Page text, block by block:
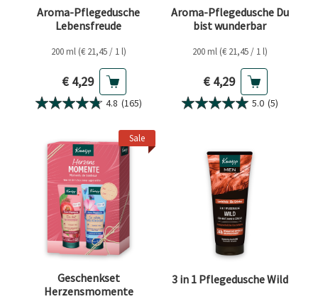
Aroma-Pflegedusche
Lebensfreude
200 ml (€ 21,45 / 1 l)
Aktueller Preis
€ 4,29
4.8 (165)
Aroma-Pflegedusche Du
bist wunderbar
200 ml (€ 21,45 / 1 l)
Aktueller Preis
€ 4,29
5.0 (5)
Sale
Geschenkset
Herzensmomente
3 in 1 Pflegedusche Wild